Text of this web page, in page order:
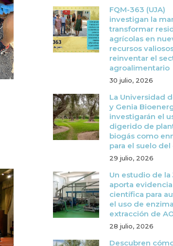
FQM-363 (UJA)
investigan la
transformar
agrícolas en
recursos
reinventar el
agroalimentario
30 julio, 2026
La Universidad
y Genia
investigarán el
digerido de
biogás como
para el suelo del
29 julio, 2026
Un estudio de la
aporta evidencia
científica para
el uso de
extracción de
28 julio, 2026
Descubren